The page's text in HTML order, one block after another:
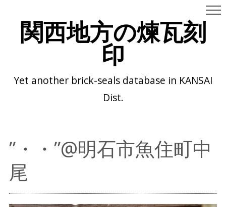
関西地方の煉瓦刻
印
Yet another brick-seals database in KANSAI
Dist.
”・・”@明石市魚住町中
尾